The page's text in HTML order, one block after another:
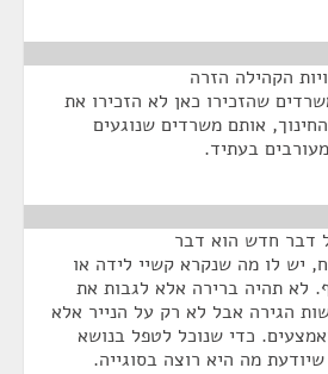
הקהילה הזרה
שהזכירו כאן לא הזכירו את
אותם משרדים שנוגעים
בעתיד.
דבר חדש הוא דבר
יש לו מה שנקרא קשיי לידה או
לא תהיה ברירה אלא לגבות את
הגירה אבל לא רק על הנייר אלא
כדי שנוכל לטפל בנושא
מה היא רוצה בסוגייה.